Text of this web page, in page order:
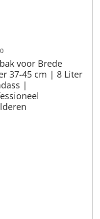
voor Brede
37-45 cm | 8 Liter
|